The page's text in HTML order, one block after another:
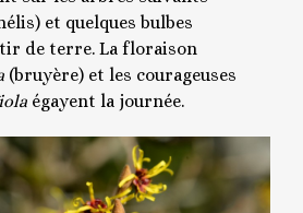
et quelques bulbes
de terre. La floraison
(bruyère) et les courageuses
égayent la journée.